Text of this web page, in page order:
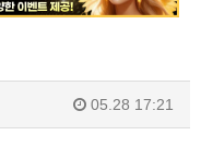
05.28 17:21